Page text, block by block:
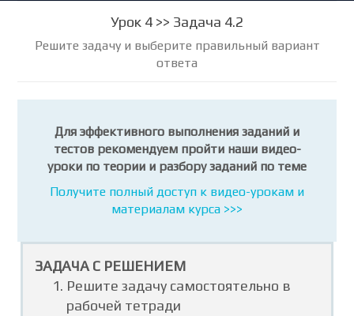
Урок 4 >> Задача 4.2
Решите задачу и выберите правильный вариант
ответа
Для эффективного выполнения заданий и
тестов рекомендуем пройти наши видео-
уроки по теории и разбору заданий по теме
Получите полный доступ к видео-урокам и
материалам курса >>>
ЗАДАЧА С РЕШЕНИЕМ
Решите задачу самостоятельно в
рабочей тетради